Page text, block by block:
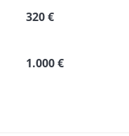
320 €
1.000 €